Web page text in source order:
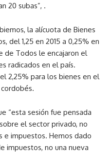
20 subas”, .
la alícuota de Bienes
del 1,25 en 2015 a 0,25% en
de Todos le encajaron el
radicados en el país.
2,25% para los bienes en el
“esta sesión fue pensada
el sector privado, no
e impuestos. Hemos dado
impuestos, no una nueva